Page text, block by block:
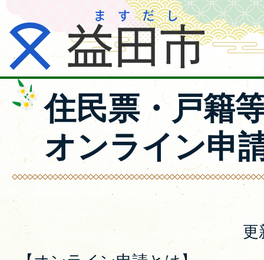
住民票・戸籍
オンライン申
更